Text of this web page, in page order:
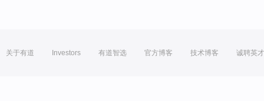
关于有道 Investors 有道智选 官方博客 技术博客 诚聘英才